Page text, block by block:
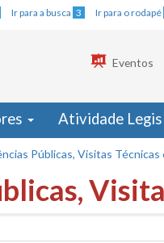
Ir para a busca 3 Ir para o rodapé
Eventos
Atividade
Públicas, Visitas Técnicas